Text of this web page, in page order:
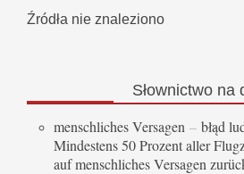
Źródła nie znaleziono
Słownictwo na
menschliches Versagen – błąd
Mindestens 50 Prozent aller
auf menschliches Versagen